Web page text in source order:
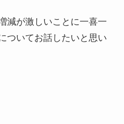
減が激しいことに一喜一
ついてお話したいと思い